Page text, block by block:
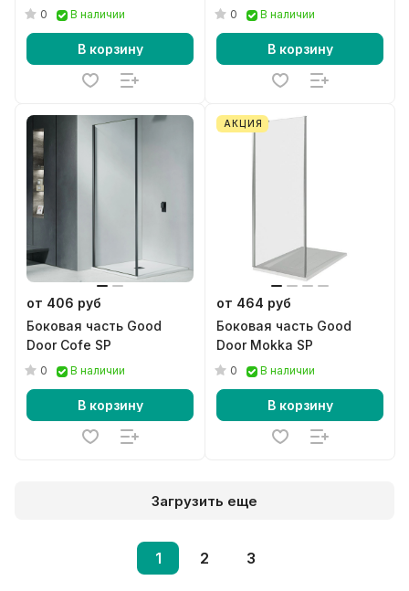
0 В наличии
В корзину
0 В наличии
В корзину
от 406 руб
Боковая часть Good
Door Cofe SP
0 В наличии
В корзину
АКЦИЯ
от 464 руб
Боковая часть Good
Door Mokka SP
0 В наличии
В корзину
Загрузить еще
1 2 3